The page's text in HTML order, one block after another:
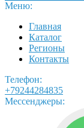
Меню:
Главная
Каталог
Регионы
Контакты
Телефон:
+79244284835
Мессенджеры: